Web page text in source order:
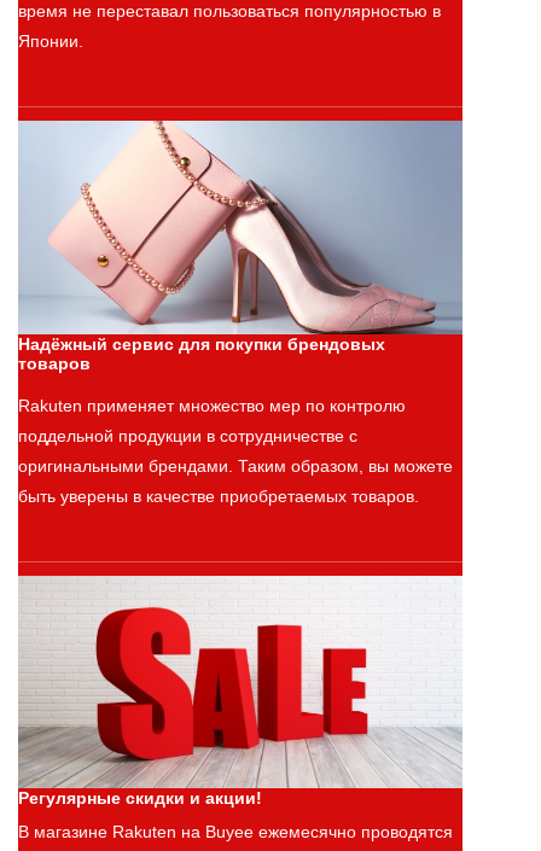
время не переставал пользоваться популярностью в
Японии.
Надёжный сервис для покупки брендовых
товаров
Rakuten применяет множество мер по контролю
поддельной продукции в сотрудничестве с
оригинальными брендами. Таким образом, вы можете
быть уверены в качестве приобретаемых товаров.
Регулярные скидки и акции!
В магазине Rakuten на Buyee ежемесячно проводятся